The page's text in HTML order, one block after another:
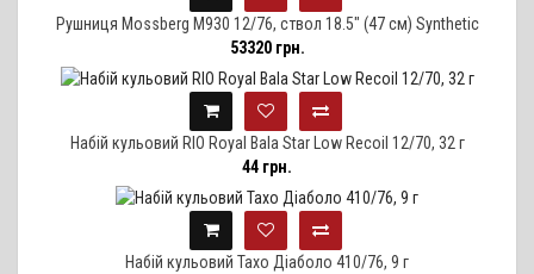
Рушниця Mossberg M930 12/76, ствол 18.5" (47 см) Synthetic
53320 грн.
Набій кульовий RIO Royal Bala Star Low Recoil 12/70, 32 г
44 грн.
Набій кульовий Тахо Діаболо 410/76, 9 г